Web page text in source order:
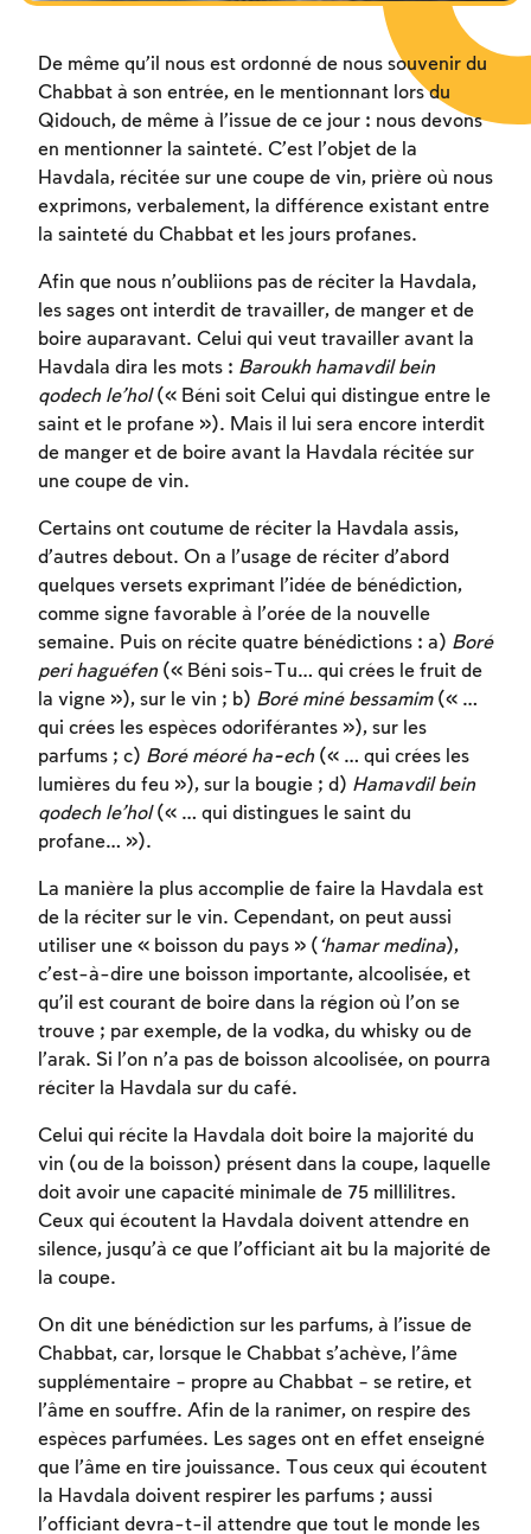
De même qu’il nous est ordonné de nous souvenir du
Chabbat à son entrée, en le mentionnant lors du
Qidouch, de même à l’issue de ce jour : nous devons
en mentionner la sainteté. C’est l’objet de la
Havdala, récitée sur une coupe de vin, prière où nous
exprimons, verbalement, la différence existant entre
la sainteté du Chabbat et les jours profanes.
Afin que nous n’oubliions pas de réciter la Havdala,
les sages ont interdit de travailler, de manger et de
boire auparavant. Celui qui veut travailler avant la
Havdala dira les mots : Baroukh hamavdil bein
qodech le’hol(« Béni soit Celui qui distingue entre le
saint et le profane »). Mais il lui sera encore interdit
de manger et de boire avant la Havdala récitée sur
une coupe de vin.
Certains ont coutume de réciter la Havdala assis,
d’autres debout. On a l’usage de réciter d’abord
quelques versets exprimant l’idée de bénédiction,
comme signe favorable à l’orée de la nouvelle
semaine. Puis on récite quatre bénédictions : a) Boré
peri haguéfen (« Béni sois-Tu… qui crées le fruit de
la vigne »), sur le vin ; b) Boré miné bessamim(« …
qui crées les espèces odoriférantes »), sur les
parfums ; c) Boré méoré ha-ech(« … qui crées les
lumières du feu »), sur la bougie ; d) Hamavdil bein
qodech le’hol(« … qui distingues le saint du
profane… »).
La manière la plus accomplie de faire la Havdala est
de la réciter sur le vin. Cependant, on peut aussi
utiliser une « boisson du pays » ( ‘hamar medina),
c’est-à-dire une boisson importante, alcoolisée, et
qu’il est courant de boire dans la région où l’on se
trouve ; par exemple, de la vodka, du whisky ou de
l’arak. Si l’on n’a pas de boisson alcoolisée, on pourra
réciter la Havdala sur du café.
Celui qui récite la Havdala doit boire la majorité du
vin (ou de la boisson) présent dans la coupe, laquelle
doit avoir une capacité minimale de 75 millilitres.
Ceux qui écoutent la Havdala doivent attendre en
silence, jusqu’à ce que l’officiant ait bu la majorité de
la coupe.
On dit une bénédiction sur les parfums, à l’issue de
Chabbat, car, lorsque le Chabbat s’achève, l’âme
supplémentaire – propre au Chabbat – se retire, et
l’âme en souffre. Afin de la ranimer, on respire des
espèces parfumées. Les sages ont en effet enseigné
que l’âme en tire jouissance. Tous ceux qui écoutent
la Havdala doivent respirer les parfums ; aussi
l’officiant devra-t-il attendre que tout le monde les